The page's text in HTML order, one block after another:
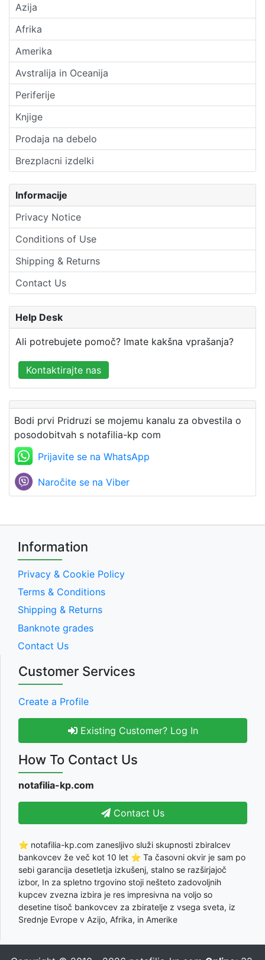
Azija
Afrika
Amerika
Avstralija in Oceanija
Periferije
Knjige
Prodaja na debelo
Brezplacni izdelki
Informacije
Privacy Notice
Conditions of Use
Shipping & Returns
Contact Us
Help Desk
Ali potrebujete pomoč? Imate kakšna vprašanja?
Kontaktirajte nas
Bodi prvi Pridruzi se mojemu kanalu za obvestila o
posodobitvah s notafilia-kp com
Prijavite se na WhatsApp
Naročite se na Viber
Information
Privacy & Cookie Policy
Terms & Conditions
Shipping & Returns
Banknote grades
Contact Us
Customer Services
Create a Profile
Existing Customer? Log In
How To Contact Us
notafilia-kp.com
Contact Us
⭐ notafilia-kp.com zanesljivo služi skupnosti zbiralcev
bankovcev že več kot 10 let ⭐ Ta časovni okvir je sam po
sebi garancija desetletja izkušenj, stalno se razširjajoč
izbor, In za spletno trgovino stoji nešteto zadovoljnih
kupcev zvezna izbira je res impresivna na voljo so
desetine tisoč bankovcev za zbiratelje z vsega sveta, iz
Srednje Evrope v Azijo, Afrika, in Amerike